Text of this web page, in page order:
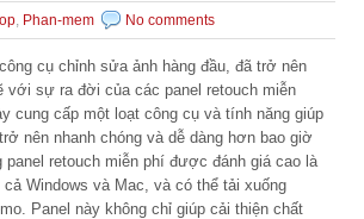
Phan-mem No comments
cụ chỉnh sửa ảnh hàng đầu, đã trở nên
với sự ra đời của các panel retouch miễn
cung cấp một loạt công cụ và tính năng giúp
nên nhanh chóng và dễ dàng hơn bao giờ
panel retouch miễn phí được đánh giá cao là
Windows và Mac, và có thể tải xuống
Panel này không chỉ giúp cải thiện chất